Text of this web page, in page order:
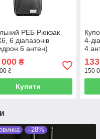
РЕБ Рюкзак
6 діапазонів
6 антен)
₴
₴
Купити
4-
4
150
–28%